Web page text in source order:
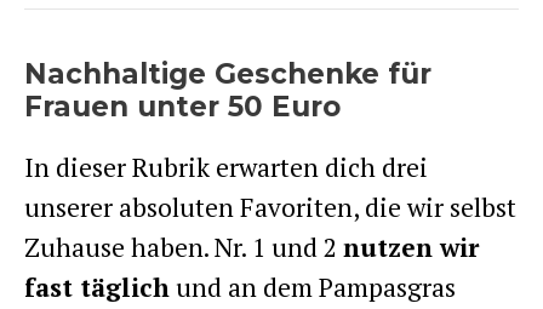
Nachhaltige Geschenke für
Frauen unter 50 Euro
In dieser Rubrik erwarten dich drei
unserer absoluten Favoriten, die wir selbst
Zuhause haben. Nr. 1 und 2 nutzen wir
fast täglichund an dem Pampasgras